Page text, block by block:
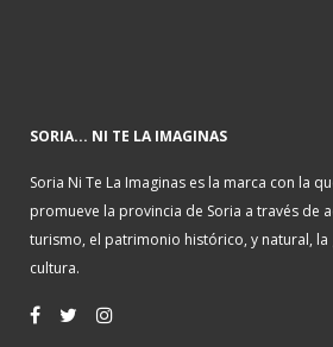
SORIA... NI TE LA IMAGINAS
Soria Ni Te La Imaginas es la marca con la
promueve la provincia de Soria a través de
turismo, el patrimonio histórico, y natural,
cultura.